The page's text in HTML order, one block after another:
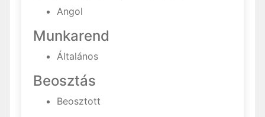
Angol
Munkarend
Általános
Beosztás
Beosztott